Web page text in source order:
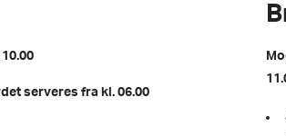
serveres fra kl. 06.00